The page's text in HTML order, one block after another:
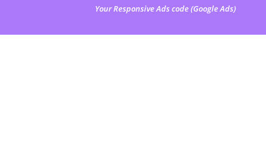
Your Responsive Ads code (Google Ads)